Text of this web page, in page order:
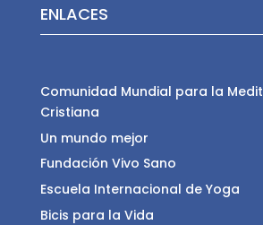
ENLACES
Comunidad Mundial para la
Cristiana
Un mundo mejor
Fundación Vivo Sano
Escuela Internacional de Yoga
Bicis para la Vida